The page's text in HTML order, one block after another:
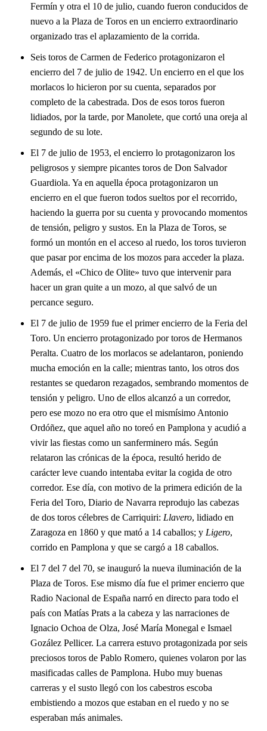
Fermín y otra el 10 de julio, cuando fueron conducidos de
nuevo a la Plaza de Toros en un encierro extraordinario
organizado tras el aplazamiento de la corrida.
Seis toros de Carmen de Federico protagonizaron el
encierro del 7 de julio de 1942. Un encierro en el que los
morlacos lo hicieron por su cuenta, separados por
completo de la cabestrada. Dos de esos toros fueron
lidiados, por la tarde, por Manolete, que cortó una oreja al
segundo de su lote.
El 7 de julio de 1953, el encierro lo protagonizaron los
peligrosos y siempre picantes toros de Don Salvador
Guardiola. Ya en aquella época protagonizaron un
encierro en el que fueron todos sueltos por el recorrido,
haciendo la guerra por su cuenta y provocando momentos
de tensión, peligro y sustos. En la Plaza de Toros, se
formó un montón en el acceso al ruedo, los toros tuvieron
que pasar por encima de los mozos para acceder la plaza.
Además, el «Chico de Olite» tuvo que intervenir para
hacer un gran quite a un mozo, al que salvó de un
percance seguro.
El 7 de julio de 1959 fue el primer encierro de la Feria del
Toro. Un encierro protagonizado por toros de Hermanos
Peralta. Cuatro de los morlacos se adelantaron, poniendo
mucha emoción en la calle; mientras tanto, los otros dos
restantes se quedaron rezagados, sembrando momentos de
tensión y peligro. Uno de ellos alcanzó a un corredor,
pero ese mozo no era otro que el mismísimo Antonio
Ordóñez, que aquel año no toreó en Pamplona y acudió a
vivir las fiestas como un sanferminero más. Según
relataron las crónicas de la época, resultó herido de
carácter leve cuando intentaba evitar la cogida de otro
corredor. Ese día, con motivo de la primera edición de la
Feria del Toro, Diario de Navarra reprodujo las cabezas
de dos toros célebres de Carriquiri: Llavero, lidiado en
Zaragoza en 1860 y que mató a 14 caballos; y Ligero,
corrido en Pamplona y que se cargó a 18 caballos.
El 7 del 7 del 70, se inauguró la nueva iluminación de la
Plaza de Toros. Ese mismo día fue el primer encierro que
Radio Nacional de España narró en directo para todo el
país con Matías Prats a la cabeza y las narraciones de
Ignacio Ochoa de Olza, José María Monegal e Ismael
Gozález Pellicer. La carrera estuvo protagonizada por seis
preciosos toros de Pablo Romero, quienes volaron por las
masificadas calles de Pamplona. Hubo muy buenas
carreras y el susto llegó con los cabestros escoba
embistiendo a mozos que estaban en el ruedo y no se
esperaban más animales.